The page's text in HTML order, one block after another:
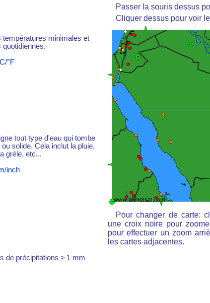
températures minimales et
quotidiennes.
°F
tout type d'eau qui tombe
solide. Cela inclut la pluie,
grèle, etc...
inch
de précipitations ≥ 1 mm
Passer la souris dessus
Cliquer dessus pour voir
Pour changer de carte:
une croix noire pour
pour effectuer un zoom
les cartes adjacentes.